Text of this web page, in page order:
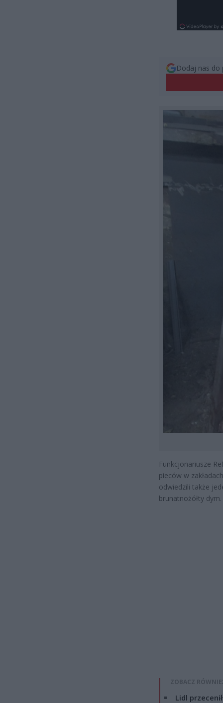
Dodaj nas do
Funkcjonariusze
pieców w
odwiedzili także
brunatnożółty dym.
ZOBACZ
Lidl